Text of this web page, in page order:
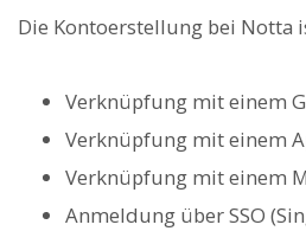
Die Kontoerstellung bei Notta
Verknüpfung mit einem
Verknüpfung mit einem
Verknüpfung mit einem
Anmeldung über SSO